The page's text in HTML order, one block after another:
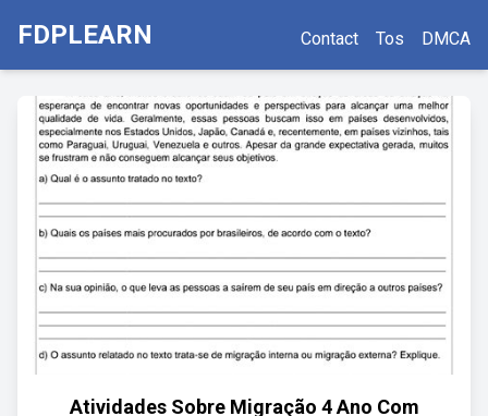
FDPLEARN Contact Tos DMCA
Atividades Sobre Migração 4 Ano Com